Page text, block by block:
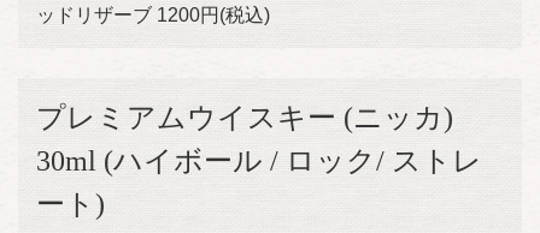
ッドリザーブ 1200円(税込)
プレミアムウイスキー (ニッカ)
30ml (ハイボール / ロック/ ストレ
ート)